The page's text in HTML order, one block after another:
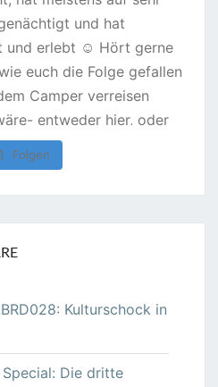
Folgen
Kulturschock in
Special: Die dritte